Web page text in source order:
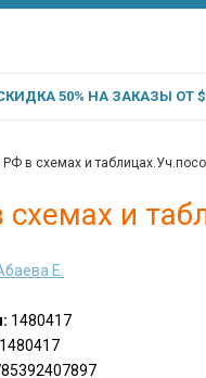
50% НА ЗАКАЗЫ ОТ
РФ в схемах и
и
Е.
1480417